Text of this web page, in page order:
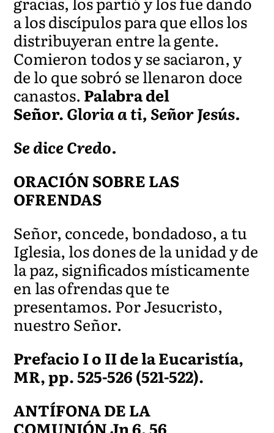
a los discípulos para que ellos los
distribuyeran entre la gente.
Comieron todos y se saciaron, y
de lo que sobró se llenaron doce
canastos. Palabra del
Señor.Gloria a ti, Señor Jesús.
Se dice Credo.
ORACIÓN SOBRE LAS
OFRENDAS
Señor, concede, bondadoso, a tu
Iglesia, los dones de la unidad y de
la paz, significados místicamente
en las ofrendas que te
presentamos. Por Jesucristo,
nuestro Señor.
Prefacio I o II de la Eucaristía,
MR, pp. 525-526 (521-522).
ANTÍFONA DE LA
COMUNIÓN Jn 6, 56